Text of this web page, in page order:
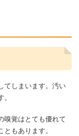
てしまいます。汚い
嗅覚はとても優れて
もあります。